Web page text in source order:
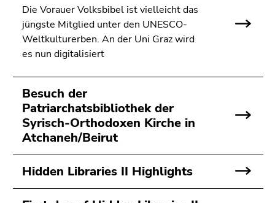
4)
Zu
den
Zusatzinformationen
5)
Zu
den
Seiteneinstellungen
(Benutzer/Sprache)
8)
Zur
Die Vorauer Volksbibel ist vielleicht das
jüngste Mitglied unter den UNESCO-
Weltkulturerben. An der Uni Graz wird
es nun digitalisiert
Besuch der
Patriarchatsbibliothek der
Syrisch-Orthodoxen Kirche in
Atchaneh/Beirut
Hidden Libraries II Highlights